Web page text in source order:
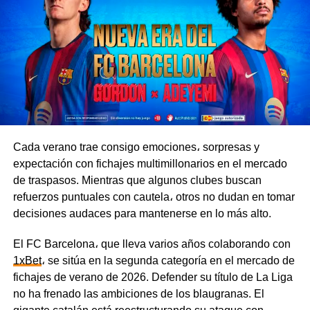
La Plata.
Boca llega al duelo contra Vélez en medio de una
apretada agenda, ya que el equipo participa en varias
competencias al mismo tiempo y tiene que repartir sus
esfuerzos entre la Primera División, la Copa Argentina y
la Copa Sudamericana. El Fortín, en cambio, está
completamente enfocado en sus compromisos en el país
El Xeneize buscará sumar tres puntos clave en casa, por
lo que tomará la iniciativa e irá al ataque con agresividad.
Por su parte, Vélez está bien organizado en el fondo y es
capaz de complicarle la vida a su rival con contraataques
Tigre vs. River Plate, 8 de agosto
Los Millonarios atraviesan una racha de mala suerte y
Cada verano trae consigo emociones، sorpresas y
expectación con fichajes multimillonarios en el mercado
de traspasos. Mientras que algunos clubes buscan
refuerzos puntuales con cautela، otros no dudan en tomar
decisiones audaces para mantenerse en lo más alto.
El FC Barcelona، que lleva varios años colaborando con
1xBet، se sitúa en la segunda categoría en el mercado de
fichajes de verano de 2026. Defender su título de La Liga
no ha frenado las ambiciones de los blaugranas. El